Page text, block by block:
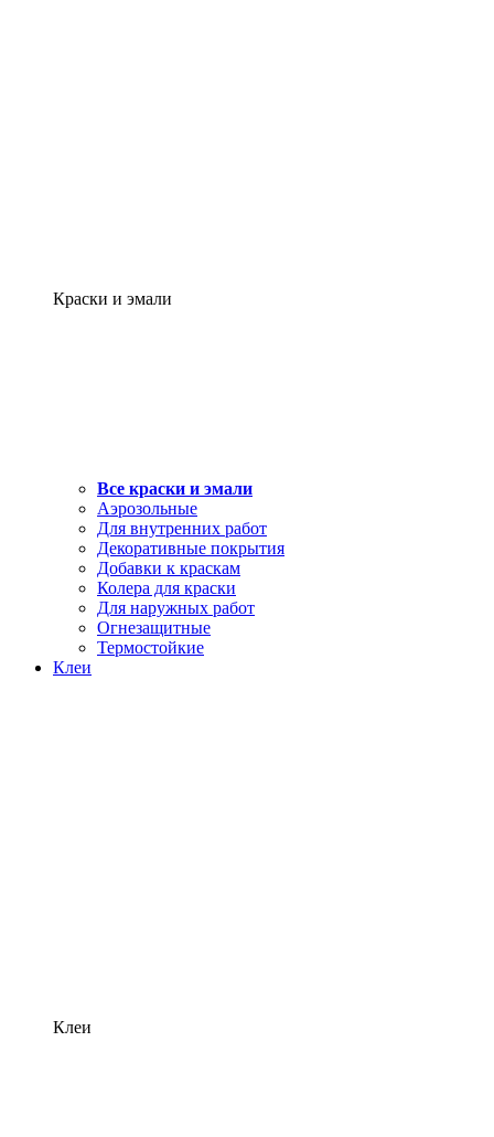
Краски и эмали
Все краски и эмали
Аэрозольные
Для внутренних работ
Декоративные покрытия
Добавки к краскам
Колера для краски
Для наружных работ
Огнезащитные
Термостойкие
Клеи
Клеи